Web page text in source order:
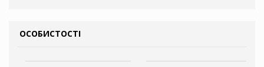
ОСОБИСТОСТІ